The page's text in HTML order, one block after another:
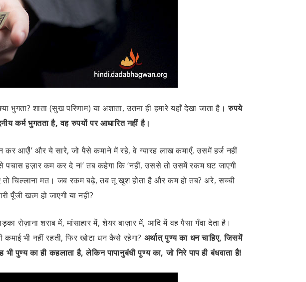
भुगता? शाता (सुख परिणाम) या अशाता, उतना ही हमारे यहाँ देखा जाता है।रुपये
कर्म भुगतता है, वह रुपयों पर आधारित नहीं है।
आएँ!’ और ये सारे, जो पैसे कमाने में रहे, वे ग्यारह लाख कमाएँ, उसमें हर्ज नहीं
से पचास हज़ार कम कर दे न!’ तब कहेगा कि ‘नहीं, उससे तो उसमें रकम घट जाएगी
चिल्लाना मत। जब रकम बढ़े, तब तू खुश होता है और कम हो तब? अरे, सच्ची
पूँजी खत्म हो जाएगी या नहीं?
रोज़ाना शराब में, मांसाहार में, शेयर बाज़ार में, आदि में वह पैसा गँवा देता है।
भी नहीं रहती, फिर खोटा धन कैसे रहेगा? अर्थात् पुण्य का धन चाहिए, जिसमें
पुण्य का ही कहलाता है, लेकिन पापानुबंधी पुण्य का, जो निरे पाप ही बंधवाता है!